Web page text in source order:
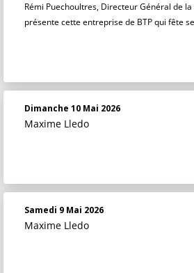
Rémi Puechoultres, Directeur Général de
présente cette entreprise de BTP qui fête
Dimanche 10 Mai 2026
Maxime Lledo
Samedi 9 Mai 2026
Maxime Lledo